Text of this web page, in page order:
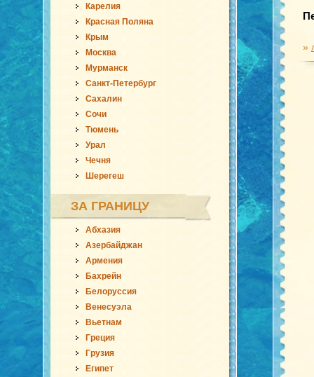
Карелия
Красная Поляна
Крым
Москва
Мурманск
Санкт-Петербург
Сахалин
Сочи
Тюмень
Урал
Чечня
Шерегеш
ЗА ГРАНИЦУ
Абхазия
Азербайджан
Армения
Бахрейн
Белоруссия
Венесуэла
Вьетнам
Греция
Грузия
Египет
»